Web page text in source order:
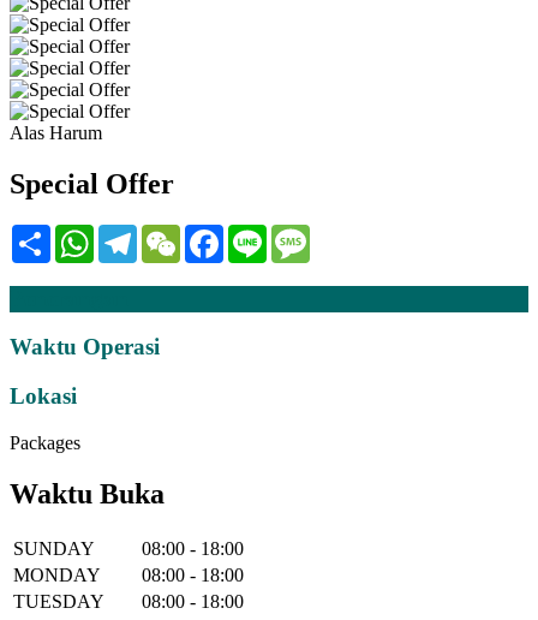
Alas Harum
Special Offer
Share WhatsAppTelegramWeChatFacebook
Line
Waktu Operasi
Lokasi
Packages
Waktu Buka
SUNDAY
08:00 - 18:00
MONDAY
08:00 - 18:00
TUESDAY
08:00 - 18:00